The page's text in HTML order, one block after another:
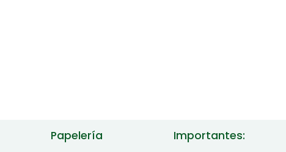
Papelería Importantes: